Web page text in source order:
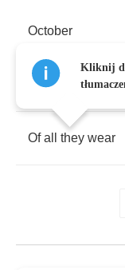
October
And the trees are
Of all they wear
Kliknij